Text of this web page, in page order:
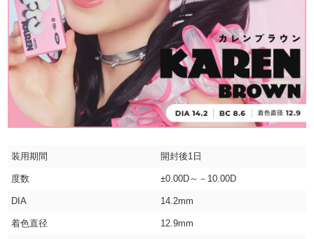
装用期間 開封後1日
度数 ±0.00D～－10.00D
DIA 14.2mm
着色直径 12.9mm